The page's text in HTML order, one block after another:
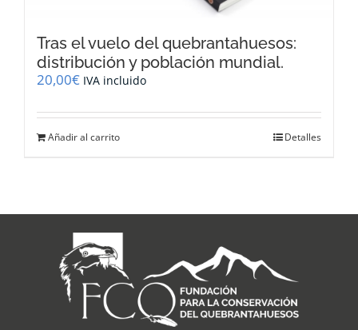
Tras el vuelo del quebrantahuesos:
distribución y población mundial.
20,00€ IVA incluido
Añadir al carrito Detalles